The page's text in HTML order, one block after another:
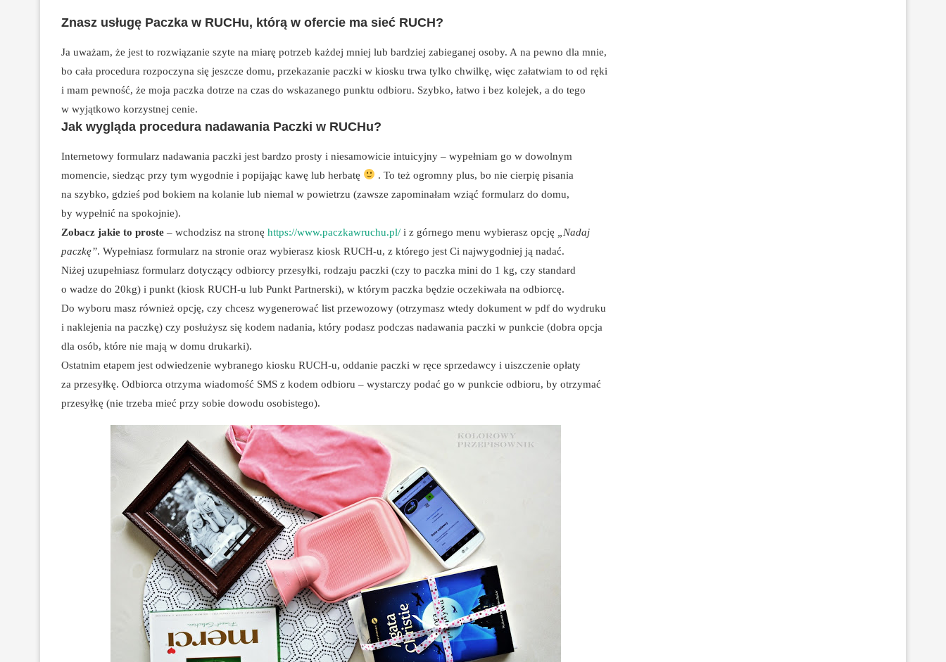
Znasz usługę Paczka w RUCHu, którą w ofercie ma sieć RUCH?
Ja uważam, że jest to rozwiązanie szyte na miarę potrzeb każdej mniej lub bardziej zabieganej osoby. A na pewno dla mnie,
bo cała procedura rozpoczyna się jeszcze domu, przekazanie paczki w kiosku trwa tylko chwilkę, więc załatwiam to od ręki
i mam pewność, że moja paczka dotrze na czas do wskazanego punktu odbioru. Szybko, łatwo i bez kolejek, a do tego
w wyjątkowo korzystnej cenie.
Jak wygląda procedura nadawania Paczki w RUCHu?
Internetowy formularz nadawania paczki jest bardzo prosty i niesamowicie intuicyjny – wypełniam go w dowolnym
momencie, siedząc przy tym wygodnie i popijając kawę lub herbatę
. To też ogromny plus, bo nie cierpię pisania
na szybko, gdzieś pod bokiem na kolanie lub niemal w powietrzu (zawsze zapominałam wziąć formularz do domu,
by wypełnić na spokojnie).
Zobacz jakie to proste – wchodzisz na stronę https://www.paczkawruchu.pl/ i z górnego menu wybierasz opcję
„Nadaj
paczkę”. Wypełniasz formularz na stronie oraz wybierasz kiosk RUCH-u, z którego jest Ci najwygodniej ją nadać.
Niżej uzupełniasz formularz dotyczący odbiorcy przesyłki, rodzaju paczki (czy to paczka mini do 1 kg, czy standard
o wadze do 20kg) i punkt (kiosk RUCH-u lub Punkt Partnerski), w którym paczka będzie oczekiwała na odbiorcę.
Do wyboru masz również opcję, czy chcesz wygenerować list przewozowy (otrzymasz wtedy dokument w pdf do wydruku
i naklejenia na paczkę) czy posłużysz się kodem nadania, który podasz podczas nadawania paczki w punkcie (dobra opcja
dla osób, które nie mają w domu drukarki).
Ostatnim etapem jest odwiedzenie wybranego kiosku RUCH-u, oddanie paczki w ręce sprzedawcy i uiszczenie opłaty
za przesyłkę. Odbiorca otrzyma wiadomość SMS z kodem odbioru – wystarczy podać go w punkcie odbioru, by otrzymać
przesyłkę (nie trzeba mieć przy sobie dowodu osobistego).